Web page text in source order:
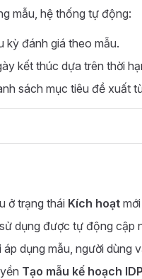
mẫu, hệ thống tự động:
kỳ đánh giá theo mẫu.
kết thúc dựa trên thời
sách mục tiêu đề xuất
ở trạng thái Kích hoạt
dụng được tự động cập
áp dụng mẫu, người dùng
Tạo mẫu kế hoạch IDP